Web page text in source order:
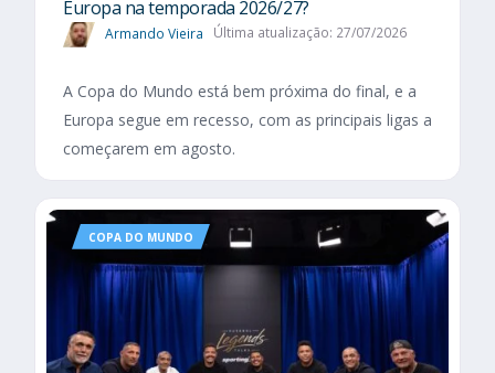
Europa na temporada 2026/27?
Armando Vieira Última atualização: 27/07/2026
A Copa do Mundo está bem próxima do final, e a
Europa segue em recesso, com as principais ligas a
começarem em agosto.
COPA DO MUNDO